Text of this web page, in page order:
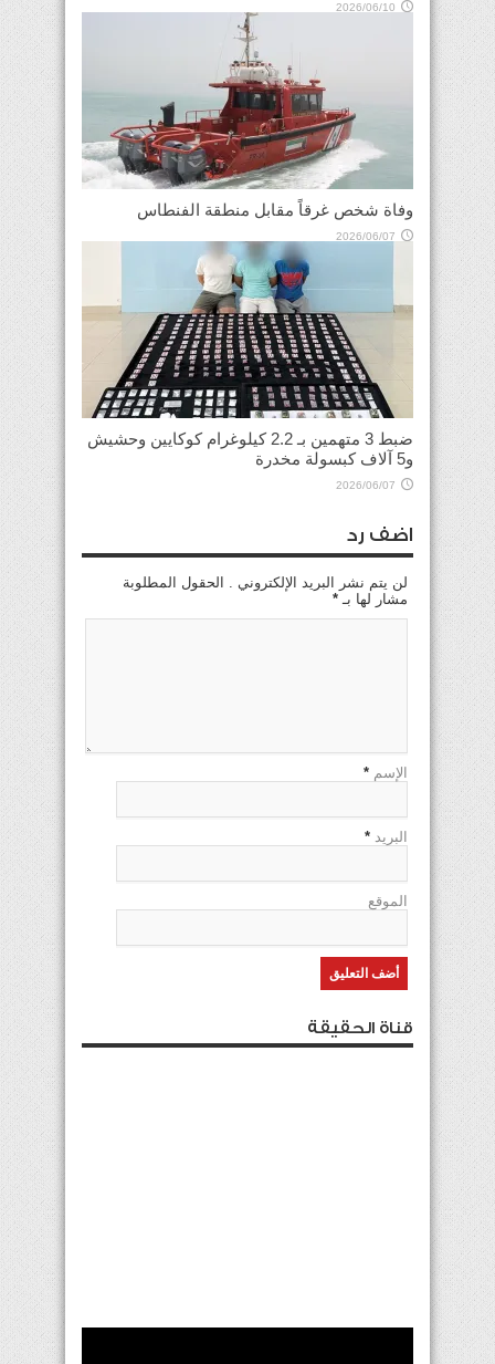
2026/06/10
وفاة شخص غرقاً مقابل منطقة الفنطاس
2026/06/07
ضبط 3 متهمين بـ 2.2 كيلوغرام كوكايين وحشيش
و5 آلاف كبسولة مخدرة
2026/06/07
اضف رد
لن يتم نشر البريد الإلكتروني . الحقول المطلوبة
مشار لها بـ *
الإسم *
البريد *
الموقع
قناة الحقيقة